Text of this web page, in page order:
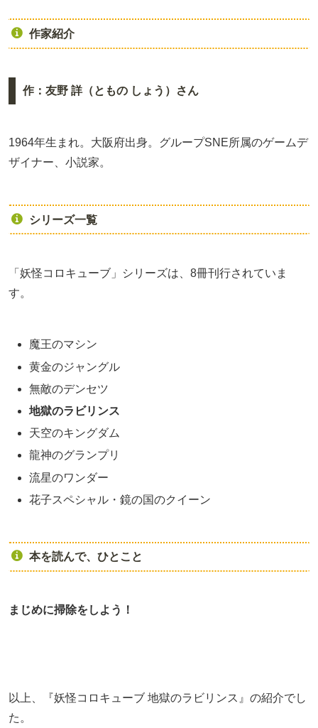
作家紹介
作：友野 詳（ともの しょう）さん
1964年生まれ。大阪府出身。グループSNE所属のゲームデ
ザイナー、小説家。
シリーズ一覧
「妖怪コロキューブ」シリーズは、8冊刊行されていま
す。
魔王のマシン
黄金のジャングル
無敵のデンセツ
地獄のラビリンス
天空のキングダム
龍神のグランプリ
流星のワンダー
花子スペシャル・鏡の国のクイーン
本を読んで、ひとこと
まじめに掃除をしよう！
以上、『妖怪コロキューブ 地獄のラビリンス』の紹介でし
た。